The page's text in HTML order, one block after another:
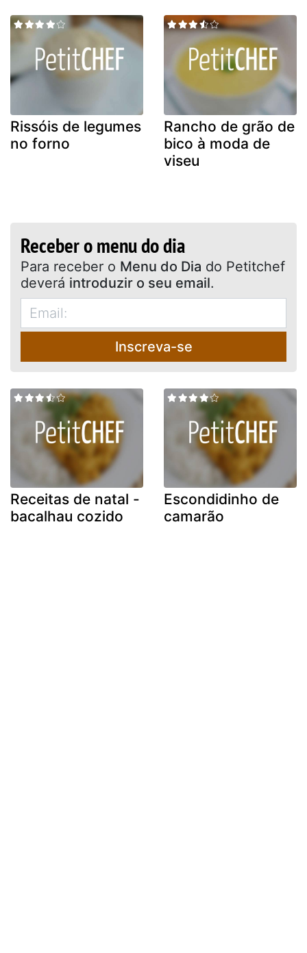
Rissóis de legumes
no forno
Rancho de grão de
bico à moda de
viseu
Receber o menu do dia
Para receber o Menu do Dia do Petitchef
deverá introduzir o seu email.
Inscreva-se
Receitas de natal -
bacalhau cozido
Escondidinho de
camarão